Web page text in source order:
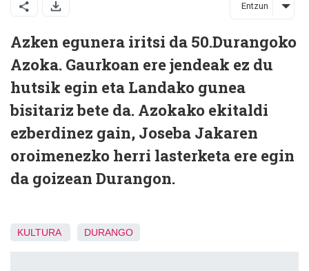
Entzun
Azken egunera iritsi da 50.Durangoko
Azoka. Gaurkoan ere jendeak ez du
hutsik egin eta Landako gunea
bisitariz bete da. Azokako ekitaldi
ezberdinez gain, Joseba Jakaren
oroimenezko herri lasterketa ere egin
da goizean Durangon.
KULTURA DURANGO